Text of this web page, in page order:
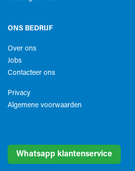
ONS BEDRIJF
Over ons
Jobs
Contacteer ons
Privacy
Algemene voorwaarden​
Whatsapp klantenservice